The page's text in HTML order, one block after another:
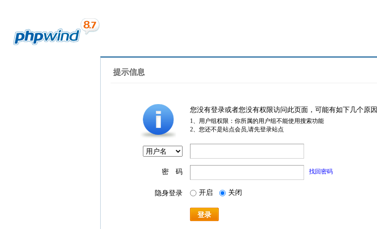
提示信息
您没有登录或者您没有权限访问此页面，可能有如下几个原因
1、用户组权限：你所属的用户组不能使用搜索功能
2、您还不是站点会员,请先登录站点
密 码 找回密码
隐身登录 开启 关闭
登录